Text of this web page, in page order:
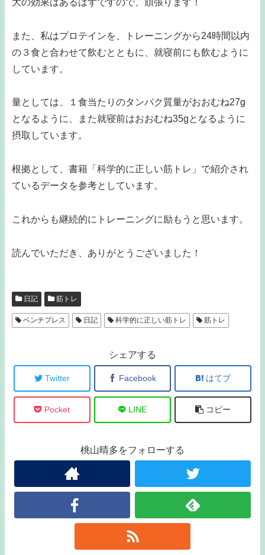
また、私はプロテインを、トレーニングから24時間以内
の３食と合わせて飲むとともに、就寝前にも飲むように
しています。
量としては、１食当たりのタンパク質量がおおむね27g
となるように、また就寝前はおおむね35gとなるように
摂取しています。
根拠として、書籍「科学的に正しい筋トレ」で紹介され
ているデータを参考としています。
これからも継続的にトレーニングに励もうと思います。
読んでいただき、ありがとうございました！
日記 筋トレ
ベンチプレス 日記 科学的に正しい筋トレ 筋トレ
シェアする
Twitter Facebook はてブ
Pocket LINE コピー
桃山晴多をフォローする